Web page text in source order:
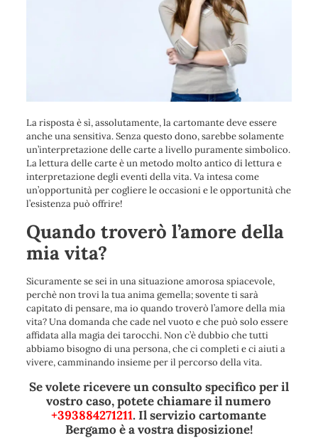
La risposta è sì, assolutamente, la cartomante deve essere
anche una sensitiva. Senza questo dono, sarebbe solamente
un’interpretazione delle carte a livello puramente simbolico.
La lettura delle carte è un metodo molto antico di lettura e
interpretazione degli eventi della vita. Va intesa come
un’opportunità per cogliere le occasioni e le opportunità che
l’esistenza può offrire!
Quando troverò l’amore della
mia vita?
Sicuramente se sei in una situazione amorosa spiacevole,
perchè non trovi la tua anima gemella; sovente ti sarà
capitato di pensare, ma io quando troverò l’amore della mia
vita? Una domanda che cade nel vuoto e che può solo essere
affidata alla magia dei tarocchi. Non c’è dubbio che tutti
abbiamo bisogno di una persona, che ci completi e ci aiuti a
vivere, camminando insieme per il percorso della vita.
Se volete ricevere un consulto specifico per il
vostro caso, potete chiamare il numero
+393884271211. Il servizio cartomante
Bergamo è a vostra disposizione!